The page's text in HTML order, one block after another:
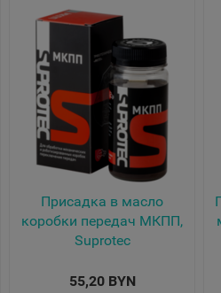
Присадка в масло
коробки передач МКПП,
Suprotec
55,20 BYN